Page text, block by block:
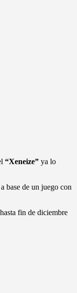
“Xeneize” ya lo
base de un juego con
fin de diciembre